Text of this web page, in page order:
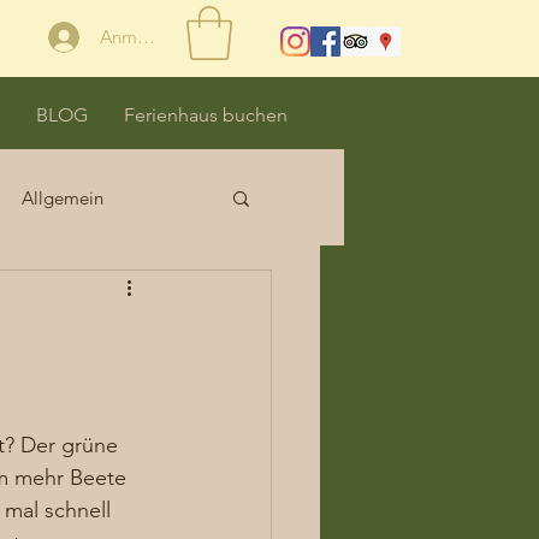
Anmelden
BLOG Ferienhaus buchen
Allgemein
Der grüne
mehr Beete
schnell